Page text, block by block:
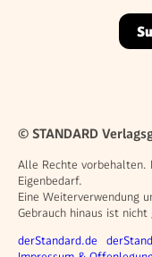
© STANDARD
Alle Rechte vorbehalten.
Eigenbedarf.
Eine Weiterverwendung
Gebrauch hinaus ist
Weitere Angebote
derStandard.de